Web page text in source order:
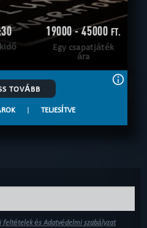
19000 - 45000 FT.
Egy csapatjáték
ára
TOVÁBB
| TELJESÍTVE
feltételek és Adatvédelmi szabályzat